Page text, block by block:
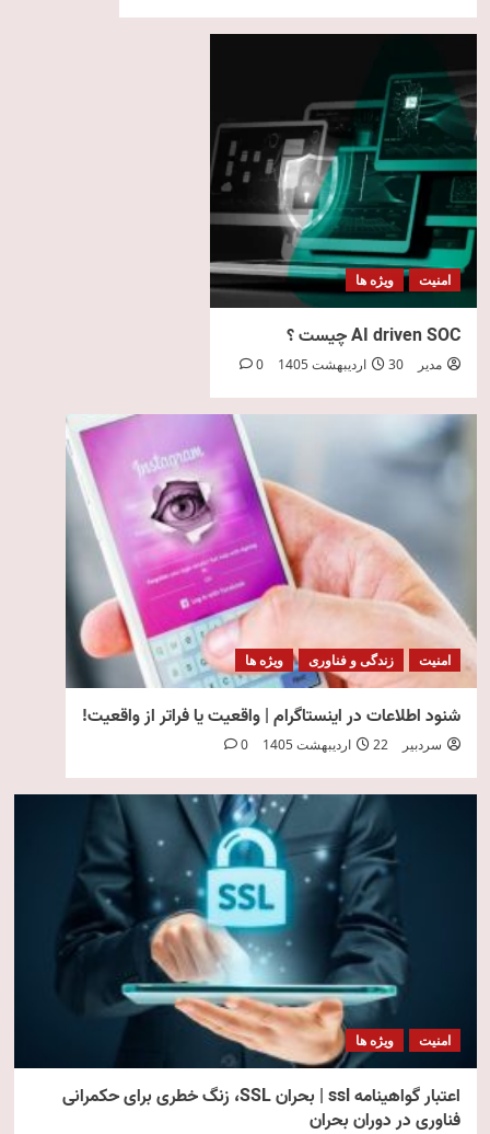
امنیت ویژه ها
AI driven SOC چیست ؟
مدیر 30 اردیبهشت 1405 0
امنیت زندگی و فناوری ویژه ها
شنود اطلاعات در اینستاگرام | واقعیت یا فراتر از واقعیت!
سردبیر 22 اردیبهشت 1405 0
امنیت ویژه ها
اعتبار گواهینامه ssl | بحران SSL، زنگ خطری برای حکمرانی
فناوری در دوران بحران